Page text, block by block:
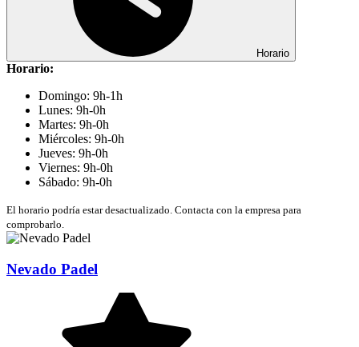
Horario
Horario:
Domingo: 9h-1h
Lunes: 9h-0h
Martes: 9h-0h
Miércoles: 9h-0h
Jueves: 9h-0h
Viernes: 9h-0h
Sábado: 9h-0h
El horario podría estar desactualizado. Contacta con la empresa para
comprobarlo.
Nevado Padel